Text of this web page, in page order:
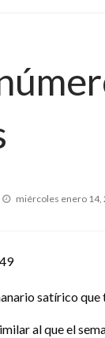
Publicado
miércoles enero 14,
satírico
al que el